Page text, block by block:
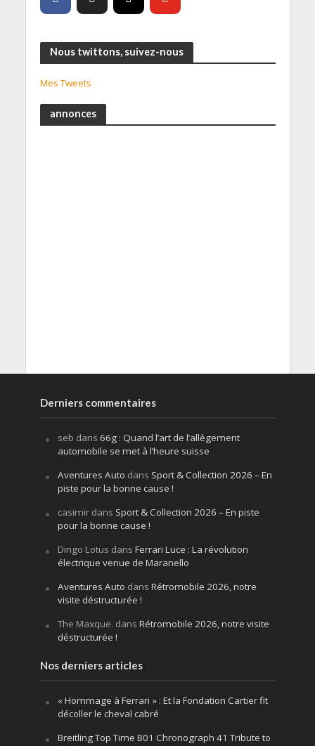
Nous twittons, suivez-nous
Mes Tweets
annonces
Derniers commentaires
seb dans 66g : Quand l’art de l’allègement
automobile se met à l’heure suisse
Aventures Auto dans Sport & Collection 2026 – En
piste pour la bonne cause !
casimirdans Sport & Collection 2026 – En piste
pour la bonne cause !
Dingo Lotus dans Ferrari Luce : La révolution
électrique venue de Maranello
Aventures Auto dans Rétromobile 2026, notre
visite déstructurée !
The Maxque. dans Rétromobile 2026, notre visite
déstructurée !
Nos derniers articles
« Hommage à Ferrari » : Et la Fondation Cartier fit
décoller le cheval cabré
Breitling Top Time B01 Chronograph 41 Tribute to